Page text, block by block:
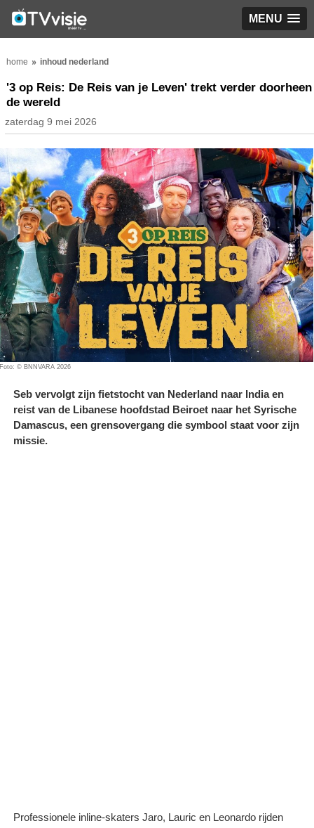
MENU
home inhoud nederland
'3 op Reis: De Reis van je Leven' trekt verder doorheen
de wereld
zaterdag 9 mei 2026
Foto: © BNNVARA 2026
Seb vervolgt zijn fietstocht van Nederland naar India en
reist van de Libanese hoofdstad Beiroet naar het Syrische
Damascus, een grensovergang die symbool staat voor zijn
missie.
Professionele inline-skaters Jaro, Lauric en Leonardo rijden